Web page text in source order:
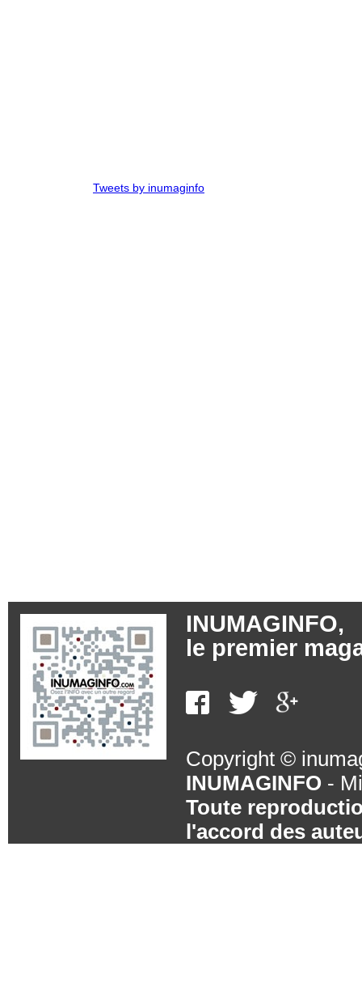
Tweets by inumaginfo
INUMAGINFO,
le premier
Copyright ©
INUMAGINFO -
Toute
l'accord des